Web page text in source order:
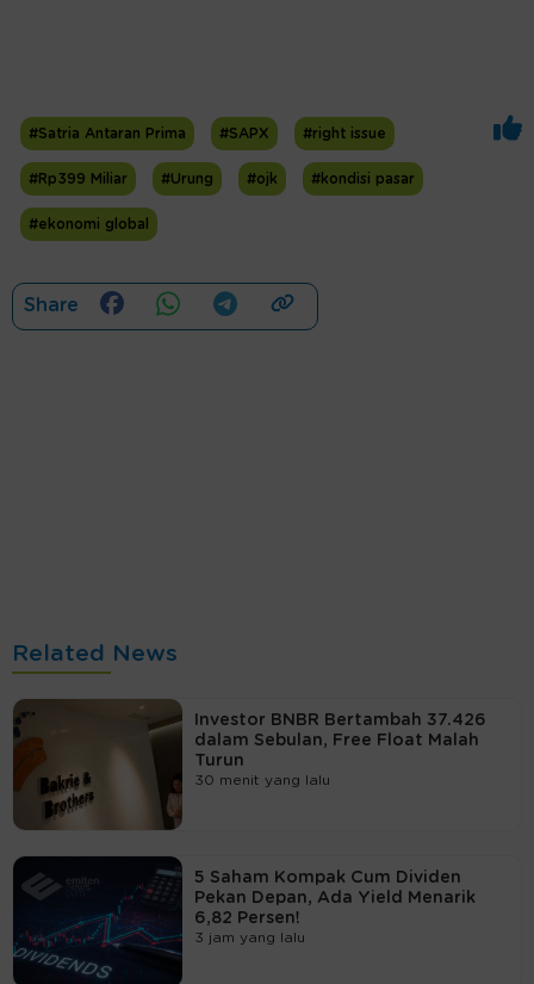
#Satria Antaran Prima #SAPX #right issue
#Rp399 Miliar #Urung #ojk #kondisi pasar
#ekonomi global
Share
Related News
Investor BNBR Bertambah 37.426
dalam Sebulan, Free Float Malah
Turun
30 menit yang lalu
5 Saham Kompak Cum Dividen
Pekan Depan, Ada Yield Menarik
6,82 Persen!
3 jam yang lalu